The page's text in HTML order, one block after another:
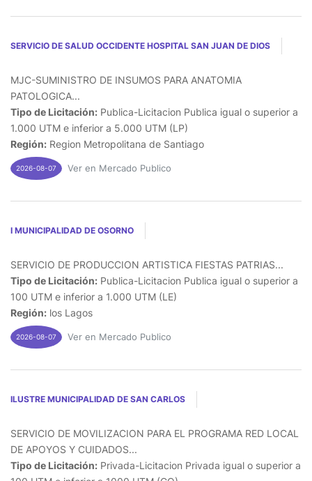
SERVICIO DE SALUD OCCIDENTE HOSPITAL SAN JUAN DE DIOS
MJC-SUMINISTRO DE INSUMOS PARA ANATOMIA
PATOLOGICA...
Tipo de Licitación: Publica-Licitacion Publica igual o superior a
1.000 UTM e inferior a 5.000 UTM (LP)
Región: Region Metropolitana de Santiago
2026-08-07 Ver en Mercado Publico
I MUNICIPALIDAD DE OSORNO
SERVICIO DE PRODUCCION ARTISTICA FIESTAS PATRIAS...
Tipo de Licitación: Publica-Licitacion Publica igual o superior a
100 UTM e inferior a 1.000 UTM (LE)
Región: los Lagos
2026-08-07 Ver en Mercado Publico
ILUSTRE MUNICIPALIDAD DE SAN CARLOS
SERVICIO DE MOVILIZACION PARA EL PROGRAMA RED LOCAL
DE APOYOS Y CUIDADOS...
Tipo de Licitación: Privada-Licitacion Privada igual o superior a